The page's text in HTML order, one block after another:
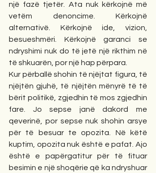
një fazë tjetër. Ata nuk kërkojnë më
vetëm denoncime. Kërkojnë
alternativë. Kërkojnë ide, vizion,
besueshmëri. Kërkojnë garanci se
ndryshimi nuk do të jetë një rikthim në
të shkuarën, por një hap përpara.
Kur përballë shohin të njëjtat figura, të
njëjtën gjuhë, të njëjtën mënyrë të të
bërit politikë, zgjedhin të mos zgjedhin
fare. Jo sepse janë dakord me
qeverinë, por sepse nuk shohin arsye
për të besuar te opozita. Në këtë
kuptim, opozita nuk është e pafat. Ajo
është e papërgatitur për të fituar
besimin e një shoqërie që ka ndryshuar